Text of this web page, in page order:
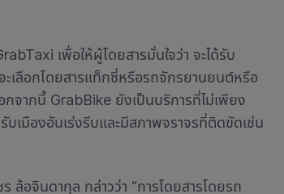
เพื่อให้ผู้โดยสารมั่นใจว่า จะได้รับ
ะเลือกโดยสารแท็กซี่หรือรถจักรยานยนต์หรือ
กจากนี้ GrabBike ยังเป็นบริการที่ไม่เพียง
เมืองอันเร่งรีบและมีสภาพจราจรที่ติดขัดเช่น
ล้อจินดากุล กล่าวว่า “การโดยสารโดยรถ